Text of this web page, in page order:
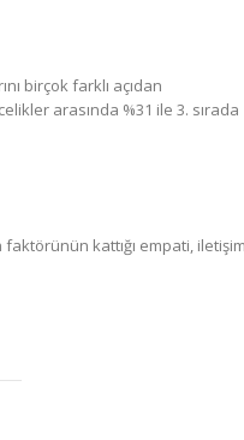
birçok farklı açıdan
arasında %31 ile 3. sırada
kattığı empati, iletişim